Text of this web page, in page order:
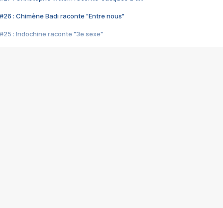
#26 : Chimène Badi raconte "Entre nous"
#25 : Indochine raconte "3e sexe"